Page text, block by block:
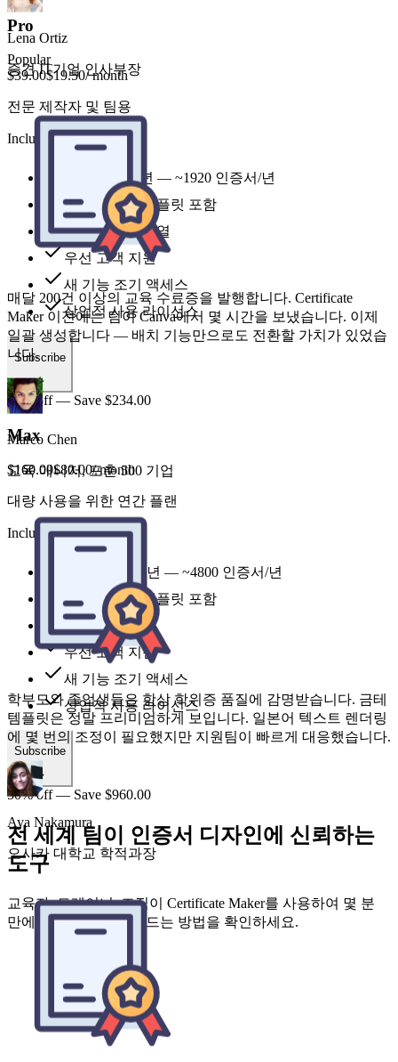
Pro
Popular
$39.00$19.50/ month
전문 제작자 및 팀용
Includes
9,600 credits 년 — ~1920 인증서/년
모든 스타일 템플릿 포함
우선 생성 대기열
우선 고객 지원
새 기능 조기 액세스
상업적 사용 라이선스
Subscribe
50% off — Save $234.00
Max
$160.00$80.00/ month
대량 사용을 위한 연간 플랜
Includes
24,000 credits 년 — ~4800 인증서/년
모든 스타일 템플릿 포함
최우선 처리
우선 고객 지원
새 기능 조기 액세스
상업적 사용 라이선스
Subscribe
50% off — Save $960.00
전 세계 팀이 인증서 디자인에 신뢰하는
도구
교육자, 트레이너, 조직이 Certificate Maker를 사용하여 몇 분
만에 전문 인증서를 만드는 방법을 확인하세요.
매달 200건 이상의 교육 수료증을 발행합니다. Certificate
Maker 이전에는 팀이 Canva에서 몇 시간을 보냈습니다. 이제
일괄 생성합니다 — 배치 기능만으로도 전환할 가치가 있었습
니다.
Marco Chen
교육 매니저, 포춘 500 기업
학부모와 졸업생들은 항상 학위증 품질에 감명받습니다. 금테
템플릿은 정말 프리미엄하게 보입니다. 일본어 텍스트 렌더링
에 몇 번의 조정이 필요했지만 지원팀이 빠르게 대응했습니다.
Aya Nakamura
오사카 대학교 학적과장
인화된 참가 인증서를 만드는 데 복사-붙여넣기로 며칠이 걸
렸습니다. Certificate Maker는 한 시간 이내에 해결했습니다 —
정말 큰 도움이었습니다.